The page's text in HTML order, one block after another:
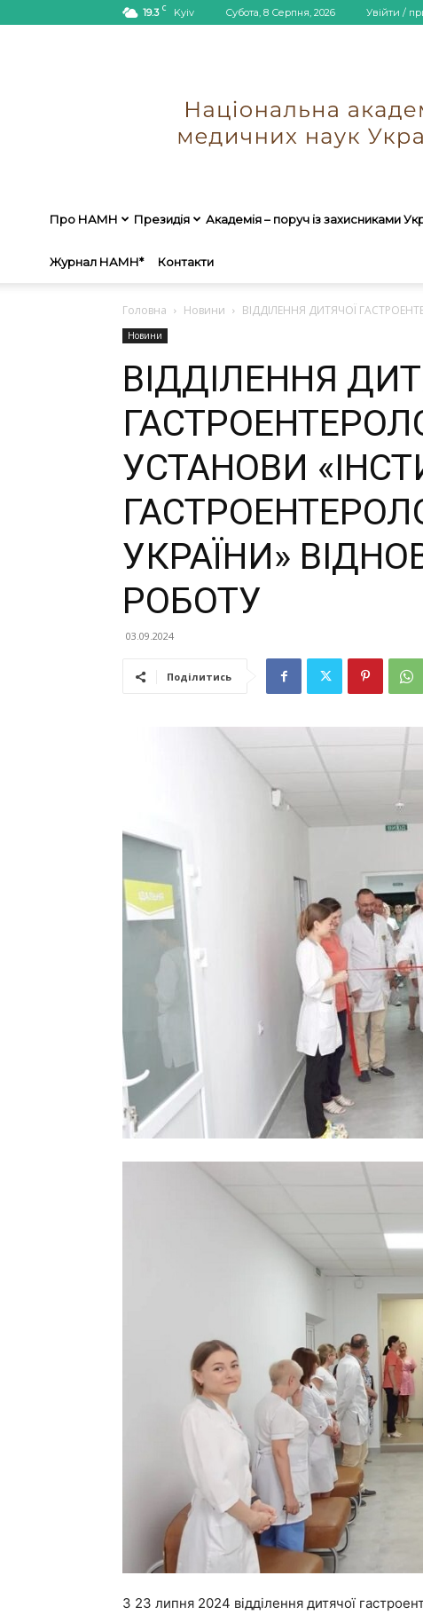
19.3 C Kyiv Субота, 8 Серпня, 2026 Увійти /
Про НАМН Президія Академія – поруч із захисниками
Журнал НАМН* Контакти
Головна Новини ВІДДІЛЕННЯ ДИТЯЧОЇ
Новини
ВІДДІЛЕННЯ
УСТАНОВИ
УКРАЇНИ»
РОБОТУ
03.09.2024
Поділитись
З 23 липня 2024 відділення дитячої